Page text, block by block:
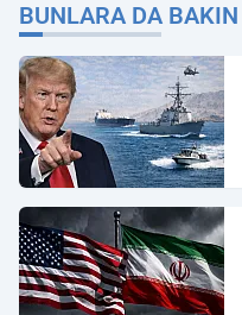
BUNLARA DA BAKIN